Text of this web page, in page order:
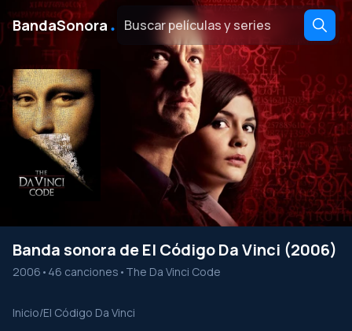
BandaSonora ․
Banda sonora de El Código Da Vinci (2006)
2006 • 46 canciones • The Da Vinci Code
Inicio/El Código Da Vinci